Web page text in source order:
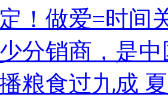
！做爱=时间
分销商，是
粮食过九成